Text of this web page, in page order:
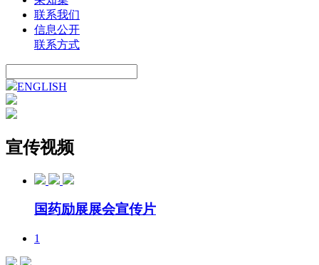
联系我们
信息公开
联系方式
ENGLISH
宣传视频
国药励展展会宣传片
1